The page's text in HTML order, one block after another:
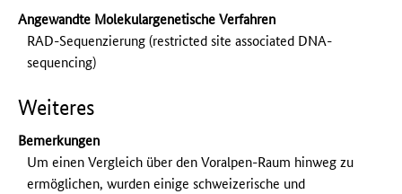
Angewandte Molekulargenetische Verfahren
RAD-Sequenzierung (restricted site associated DNA-
sequencing)
Weiteres
Bemerkungen
Um einen Vergleich über den Voralpen-Raum hinweg zu
ermöglichen, wurden einige schweizerische und